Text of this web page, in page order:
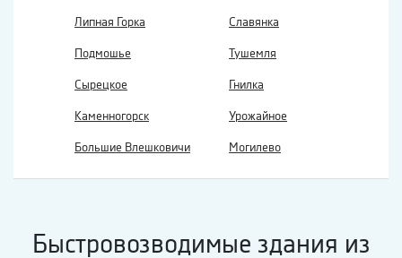
Липная Горка Славянка
Подмошье Тушемля
Сырецкое Гнилка
Каменногорск Урожайное
Большие Влешковичи Могилево
Быстровозводимые здания из